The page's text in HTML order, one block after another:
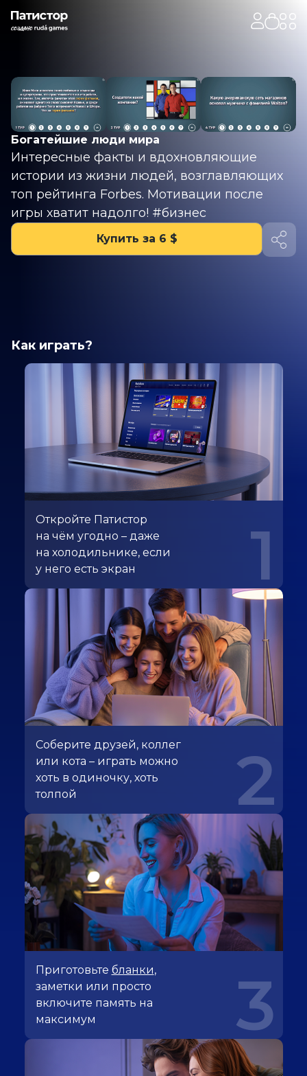
Богатейшие люди мира
Интересные факты и вдохновляющие
истории из жизни людей, возглавляющих
топ рейтинга Forbes. Мотивации после
игры хватит надолго! #бизнес
Купить за 6 $
Как играть?
Откройте Патистор
на чём угодно – даже
на холодильнике, если
у него есть экран
1
Соберите друзей, коллег
или кота – играть можно
хоть в одиночку, хоть
толпой
2
Приготовьте бланки,
заметки или просто
включите память на
максимум
3